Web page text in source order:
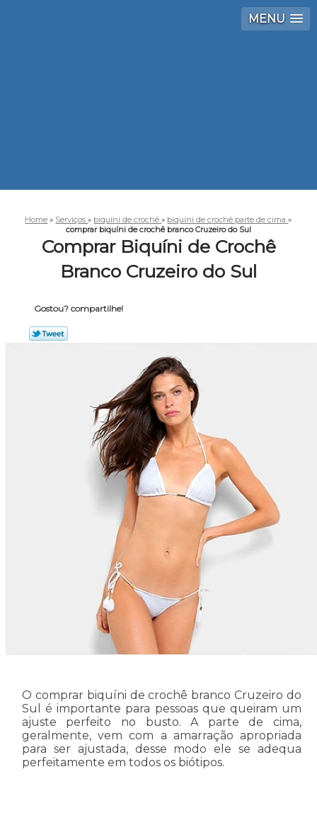
MENU
Home » Serviços» biquíni de crochê» biquíni de crochê parte de cima»
comprar biquíni de crochê branco Cruzeiro do Sul
Comprar Biquíni de Crochê
Branco Cruzeiro do Sul
Gostou? compartilhe!
O comprar biquíni de crochê branco Cruzeiro do
Sul é importante para pessoas que queiram um
ajuste perfeito no busto. A parte de cima,
geralmente, vem com a amarração apropriada
para ser ajustada, desse modo ele se adequa
perfeitamente em todos os biótipos.